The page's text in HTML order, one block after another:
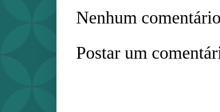
Nenhum
Postar um